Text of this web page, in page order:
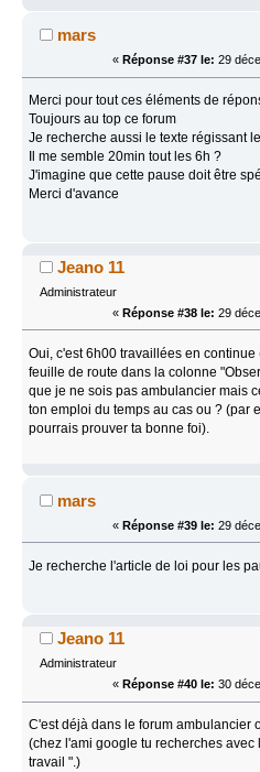
mars
« Réponse #37 le: 29
Merci pour tout ces éléments de
Toujours au top ce forum
Je recherche aussi le texte régissant
Il me semble 20min tout les 6h ?
J'imagine que cette pause doit être
Merci d'avance
Jeano 11
Administrateur
« Réponse #38 le: 29
Oui, c'est 6h00 travaillées en
feuille de route dans la colonne
que je ne sois pas ambulancier mais
ton emploi du temps au cas ou ? (par
pourrais prouver ta bonne foi).
mars
« Réponse #39 le: 29
Je recherche l'article de loi pour les
Jeano 11
Administrateur
« Réponse #40 le: 30
C'est déjà dans le forum ambulancier
(chez l'ami google tu recherches avec
travail ".)